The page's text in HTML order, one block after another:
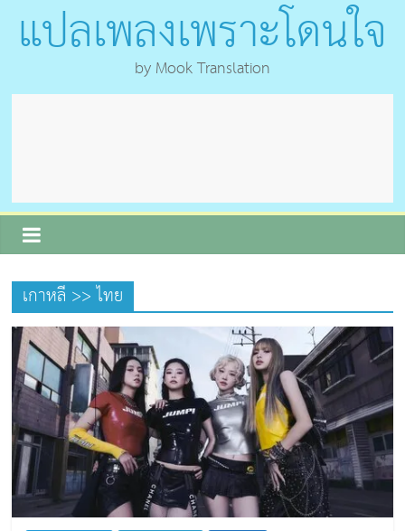
แปลเพลงเพราะโดนใจ
by Mook Translation
เกาหลี >> ไทย